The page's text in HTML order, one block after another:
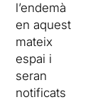
l’endemà
en aquest
mateix
espai i
seran
notificats